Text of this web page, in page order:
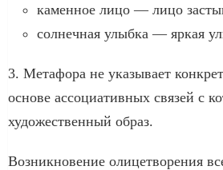
камен­ное лицо — лицо
сол­неч­ная улыб­ка — яркая
3. Метафора не ука­зы­ва­ет
осно­ве ассо­ци­а­тив­ных свя­зей с
худо­же­ствен­ный образ.
Возникновение оли­це­тво­ре­ния